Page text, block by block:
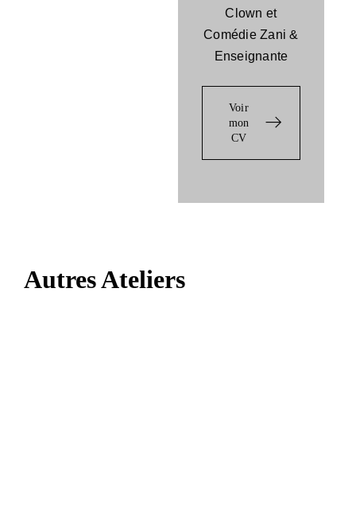
Clown et
Comédie Zani &
Enseignante
Voir
mon
CV
Autres Ateliers